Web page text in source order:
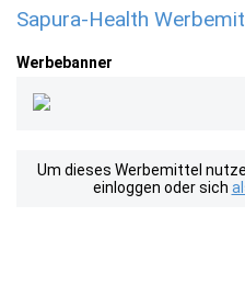
Sapura-Health
Werbebanner
Um dieses Werbemittel
einloggen oder sich